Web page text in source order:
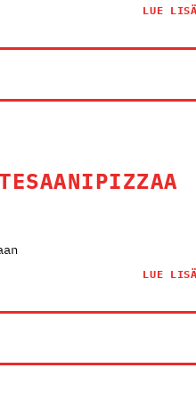
LUE
LUE